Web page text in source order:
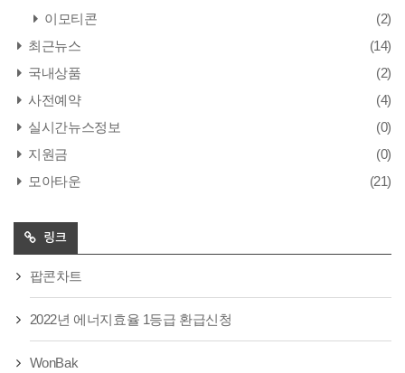
이모티콘
(2)
최근뉴스
(14)
국내상품
(2)
사전예약
(4)
실시간뉴스정보
(0)
지원금
(0)
모아타운
(21)
링크
팝콘차트
2022년 에너지효율 1등급 환급신청
WonBak